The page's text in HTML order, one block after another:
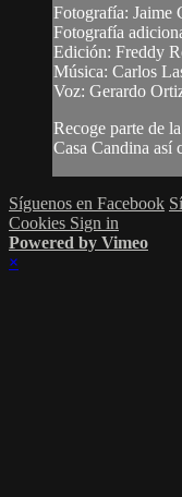
Fotografía: Jaime
Fotografía
Edición: Freddy
Música: Carlos
Voz: Gerardo
Recoge parte de
Casa Candina así
Síguenos en Facebook
Cookies Sign in
Powered by Vimeo
×